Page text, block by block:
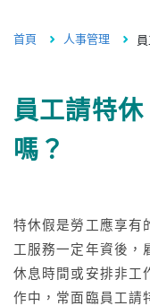
海外服務
更多文章
免費試用
首頁 人事管理
員工請特
嗎？
特休假是勞工應享有
工服務一定年資後，
休息時間或安排非工
作中，常面臨員工請